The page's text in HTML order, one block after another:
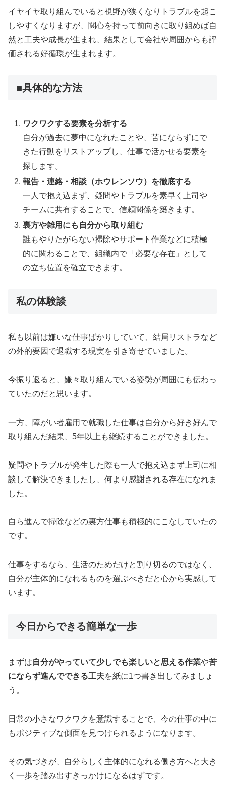
イヤイヤ取り組んでいると視野が狭くなりトラブルを起こ
しやすくなりますが、関心を持って前向きに取り組めば自
然と工夫や成長が生まれ、結果として会社や周囲からも評
価される好循環が生まれます。
■具体的な方法
ワクワクする要素を分析する
自分が過去に夢中になれたことや、苦にならずにで
きた行動をリストアップし、仕事で活かせる要素を
探します。
報告・連絡・相談（ホウレンソウ）を徹底する
一人で抱え込まず、疑問やトラブルを素早く上司や
チームに共有することで、信頼関係を築きます。
裏方や雑用にも自分から取り組む
誰もやりたがらない掃除やサポート作業などに積極
的に関わることで、組織内で「必要な存在」として
の立ち位置を確立できます。
私の体験談
私も以前は嫌いな仕事ばかりしていて、結局リストラなど
の外的要因で退職する現実を引き寄せていました。
今振り返ると、嫌々取り組んでいる姿勢が周囲にも伝わっ
ていたのだと思います。
一方、障がい者雇用で就職した仕事は自分から好き好んで
取り組んだ結果、5年以上も継続することができました。
疑問やトラブルが発生した際も一人で抱え込まず上司に相
談して解決できましたし、何より感謝される存在になれま
した。
自ら進んで掃除などの裏方仕事も積極的にこなしていたの
です。
仕事をするなら、生活のためだけと割り切るのではなく、
自分が主体的になれるものを選ぶべきだと心から実感して
います。
今日からできる簡単な一歩
まずは自分がやっていて少しでも楽しいと思える作業や苦
にならず進んでできる工夫を紙に1つ書き出してみましょ
う。
日常の小さなワクワクを意識することで、今の仕事の中に
もポジティブな側面を見つけられるようになります。
その気づきが、自分らしく主体的になれる働き方へと大き
く一歩を踏み出すきっかけになるはずです。